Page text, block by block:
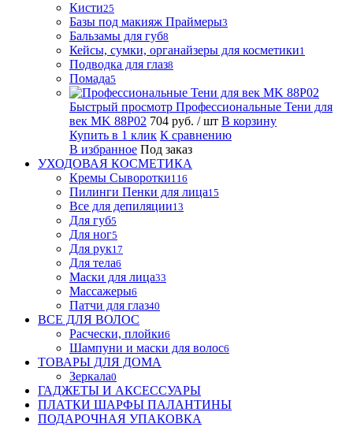
Кисти25
Базы под макияж Праймеры3
Бальзамы для губ8
Кейсы, сумки, органайзеры для косметики1
Подводка для глаз8
Помада5
Быстрый просмотр Профессиональные Тени для
век MK 88P02 704 руб. / шт В корзину
Купить в 1 клик К сравнению
В избранное Под заказ
УХОДОВАЯ КОСМЕТИКА
Кремы Сыворотки116
Пилинги Пенки для лица15
Все для депиляции13
Для губ5
Для ног5
Для рук17
Для тела6
Маски для лица33
Массажеры6
Патчи для глаз40
ВСЕ ДЛЯ ВОЛОС
Расчески, плойки6
Шампуни и маски для волос6
ТОВАРЫ ДЛЯ ДОМА
Зеркала0
ГАДЖЕТЫ И АКСЕССУАРЫ
ПЛАТКИ ШАРФЫ ПАЛАНТИНЫ
ПОДАРОЧНАЯ УПАКОВКА